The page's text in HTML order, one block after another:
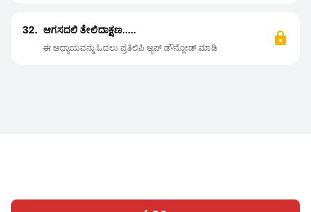
32. ಆಗಸದಲಿ ತೇಲಿದಾಕ್ಷಣ.....
ಈ ಅಧ್ಯಾಯವನ್ನು ಓದಲು ಪ್ರತಿಲಿಪಿ ಆ್ಯಪ್ ಡೌನ್ಲೋಡ್ ಮಾಡಿ